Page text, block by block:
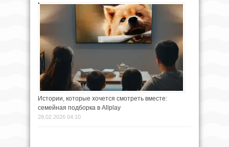
Истории, которые хочется смотреть вместе:
семейная подборка в Allplay
28.02.2026 04:10